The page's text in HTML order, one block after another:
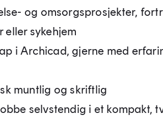
og omsorgsprosjekter,
eller sykehjem
i Archicad, gjerne med
muntlig og skriftlig
selvstendig i et kompakt,